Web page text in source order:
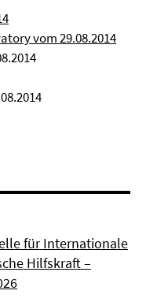
vom 29.08.2014
für Internationale
Hilfskraft –